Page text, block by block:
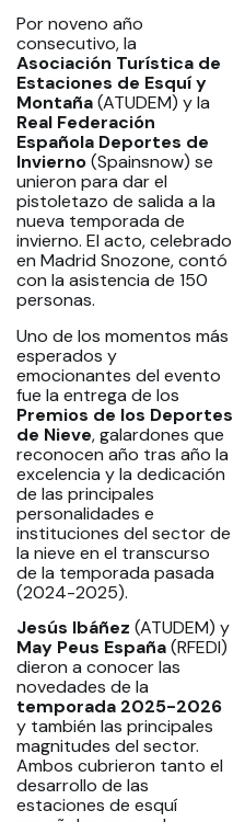
Por noveno año
consecutivo, la
Asociación Turística de
Estaciones de Esquí y
Montaña(ATUDEM) y la
Real Federación
Española Deportes de
Invierno(Spainsnow) se
unieron para dar el
pistoletazo de salida a la
nueva temporada de
invierno. El acto, celebrado
en Madrid Snozone, contó
con la asistencia de 150
personas.
Uno de los momentos más
esperados y
emocionantes del evento
fue la entrega de los
Premios de los Deportes
de Nieve, galardones que
reconocen año tras año la
excelencia y la dedicación
de las principales
personalidades e
instituciones del sector de
la nieve en el transcurso
de la temporada pasada
(2024-2025).
Jesús Ibáñez (ATUDEM) y
May Peus España(RFEDI)
dieron a conocer las
novedades de la
temporada 2025-2026
y también las principales
magnitudes del sector.
Ambos cubrieron tanto el
desarrollo de las
estaciones de esquí